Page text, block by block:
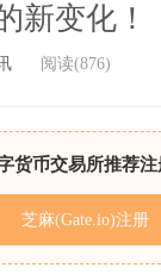
新变化！
阅读(876)
货币交易所推荐注
芝麻(Gate.io)注册